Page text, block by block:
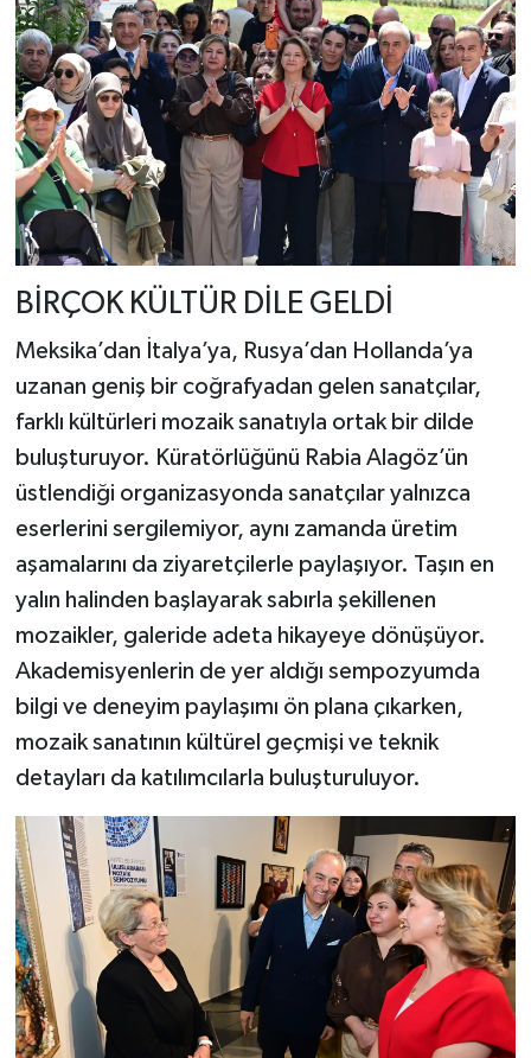
BİRÇOK KÜLTÜR DİLE GELDİ
Meksika’dan İtalya’ya, Rusya’dan Hollanda’ya
uzanan geniş bir coğrafyadan gelen sanatçılar,
farklı kültürleri mozaik sanatıyla ortak bir dilde
buluşturuyor. Küratörlüğünü Rabia Alagöz’ün
üstlendiği organizasyonda sanatçılar yalnızca
eserlerini sergilemiyor, aynı zamanda üretim
aşamalarını da ziyaretçilerle paylaşıyor. Taşın en
yalın halinden başlayarak sabırla şekillenen
mozaikler, galeride adeta hikayeye dönüşüyor.
Akademisyenlerin de yer aldığı sempozyumda
bilgi ve deneyim paylaşımı ön plana çıkarken,
mozaik sanatının kültürel geçmişi ve teknik
detayları da katılımcılarla buluşturuluyor.